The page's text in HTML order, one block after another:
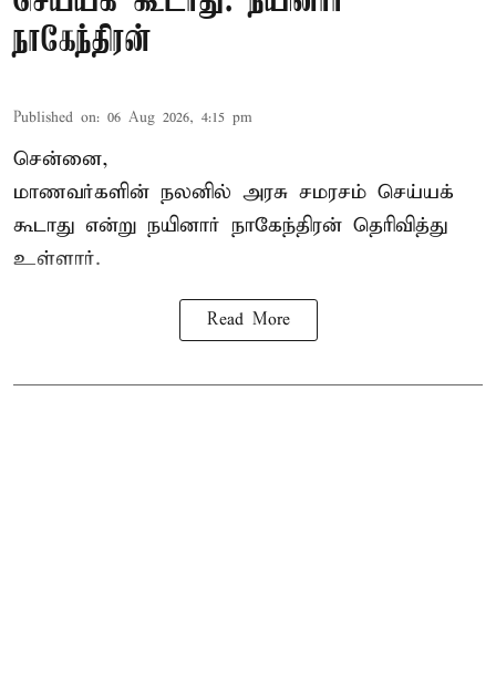
நாகேந்திரன்
Published on: 06 Aug 2026, 4:15 pm
சென்னை,
மாணவர்களின் நலனில் அரசு சமரசம் செய்யக்
கூடாது என்று நயினார் நாகேந்திரன் தெரிவித்து
உள்ளார்.
Read More